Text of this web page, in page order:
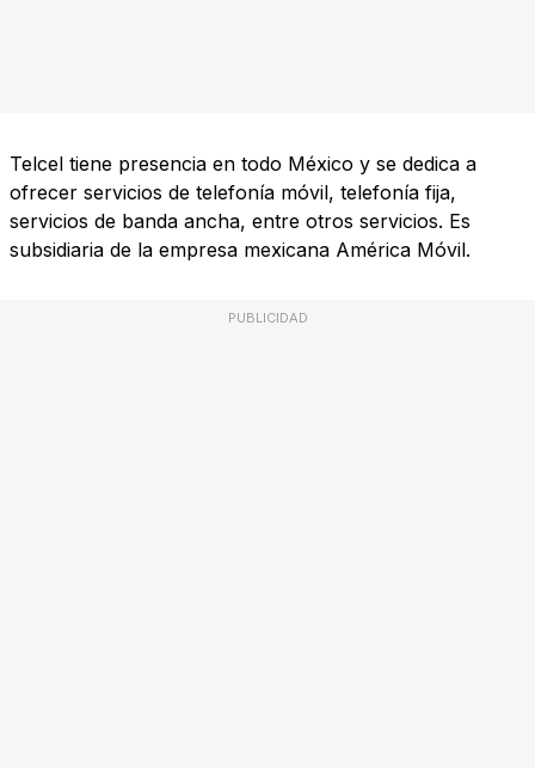
Telcel tiene presencia en todo México y se dedica a
ofrecer servicios de telefonía móvil, telefonía fija,
servicios de banda ancha, entre otros servicios. Es
subsidiaria de la empresa mexicana América Móvil.
PUBLICIDAD